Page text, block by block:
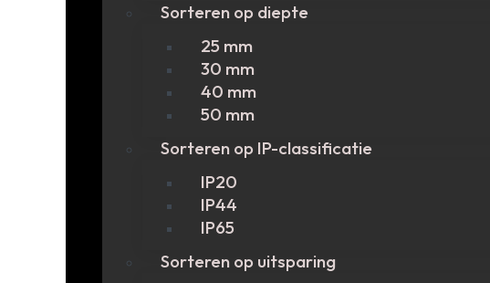
Sorteren op diepte
25 mm
30 mm
40 mm
50 mm
Sorteren op IP-classificatie
IP20
IP44
IP65
Sorteren op uitsparing